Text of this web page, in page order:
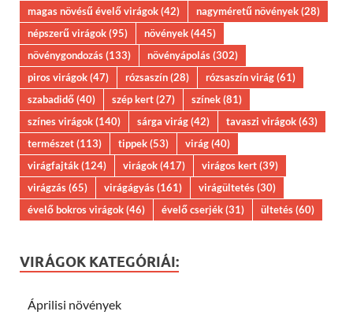
magas növésű évelő virágok(42) nagyméretű növények(28)
népszerű virágok(95) növények(445)
növénygondozás(133) növényápolás(302)
piros virágok(47) rózsaszín(28) rózsaszín virág(61)
szabadidő(40) szép kert(27) színek(81)
színes virágok(140) sárga virág(42) tavaszi virágok(63)
természet(113) tippek(53) virág(40)
virágfajták(124) virágok(417) virágos kert(39)
virágzás(65) virágágyás(161) virágültetés(30)
évelő bokros virágok(46) évelő cserjék(31) ültetés(60)
VIRÁGOK KATEGÓRIÁI:
Áprilisi növények